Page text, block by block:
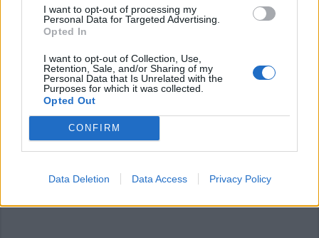
I want to opt-out of processing my
Personal Data for Targeted Advertising.
Opted In
I want to opt-out of Collection, Use,
Retention, Sale, and/or Sharing of my
Personal Data that Is Unrelated with the
Purposes for which it was collected.
Opted Out
CONFIRM
Data Deletion Data Access Privacy Policy
ADV